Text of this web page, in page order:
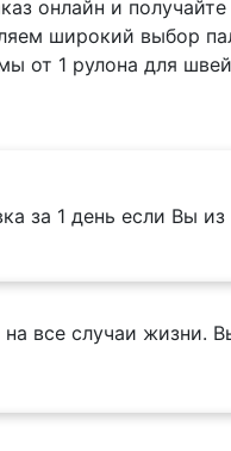
онлайн и
широкий выбор
от 1 рулона для
за 1 день если Вы
все случаи жизни.